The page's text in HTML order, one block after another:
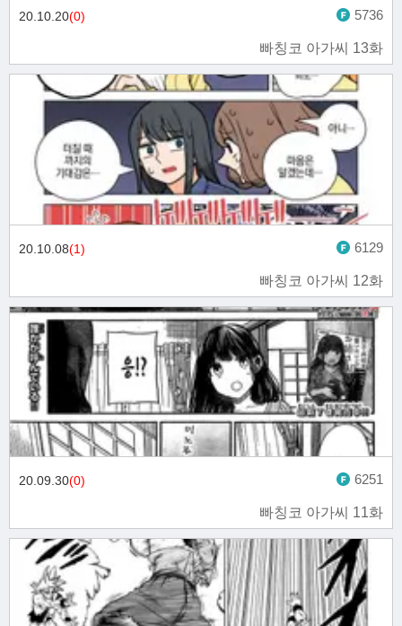
빠칭코 아가씨 13화
20.10.20(0) 5736
빠칭코 아가씨 12화
20.10.08(1) 6129
빠칭코 아가씨 11화
20.09.30(0) 6251